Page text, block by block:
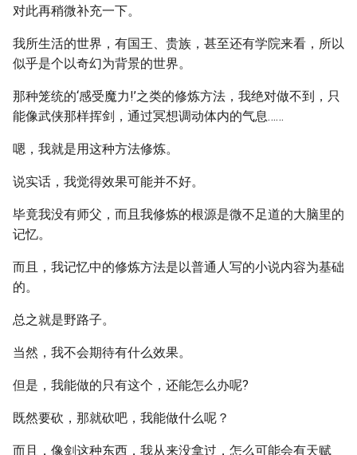
对此再稍微补充一下。
我所生活的世界，有国王、贵族，甚至还有学院来看，所以
似乎是个以奇幻为背景的世界。
那种笼统的‘感受魔力!’之类的修炼方法，我绝对做不到，只
能像武侠那样挥剑，通过冥想调动体内的气息……
嗯，我就是用这种方法修炼。
说实话，我觉得效果可能并不好。
毕竟我没有师父，而且我修炼的根源是微不足道的大脑里的
记忆。
而且，我记忆中的修炼方法是以普通人写的小说内容为基础
的。
总之就是野路子。
当然，我不会期待有什么效果。
但是，我能做的只有这个，还能怎么办呢?
既然要砍，那就砍吧，我能做什么呢？
而且，像剑这种东西，我从来没拿过，怎么可能会有天赋